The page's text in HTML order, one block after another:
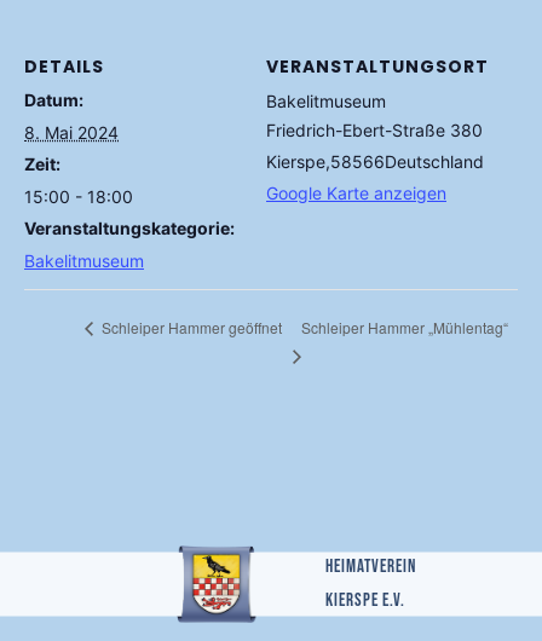
DETAILS
Datum:
8. Mai 2024
Zeit:
15:00 - 18:00
Veranstaltungskategorie:
Bakelitmuseum
VERANSTALTUNGSORT
Bakelitmuseum
Friedrich-Ebert-Straße 380
Kierspe,58566Deutschland
Google Karte anzeigen
Schleiper Hammer geöffnet Schleiper Hammer „Mühlentag“
Heimatverein
Kierspe e.v.